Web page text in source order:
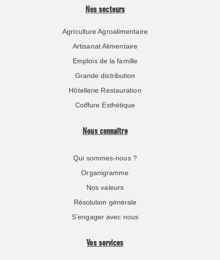
Nos secteurs
Agriculture Agroalimentaire
Artisanat Alimentaire
Emplois de la famille
Grande distribution
Hôtellerie Restauration
Coiffure Esthétique
Nous connaître
Qui sommes-nous ?
Organigramme
Nos valeurs
Résolution générale
S’engager avec nous
Vos services